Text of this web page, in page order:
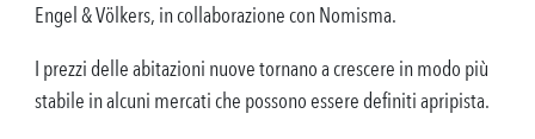
Engel & Völkers, in collaborazione con Nomisma.
I prezzi delle abitazioni nuove tornano a crescere in modo più
stabile in alcuni mercati che possono essere definiti apripista.